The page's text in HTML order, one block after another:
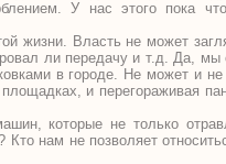
У нас этого пока
жизни. Власть не может
ли передачу и т.д. Да, мы
в городе. Не может и
и перегораживая
которые не только
нам не позволяет